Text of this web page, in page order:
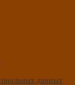
данных